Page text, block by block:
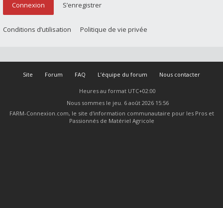
Connexion S’enregistrer
Conditions d’utilisation Politique de vie privée
Site Forum FAQ L’équipe du forum Nous contacter
Heures au format UTC+02:00
Nous sommes le jeu. 6 août 2026 15:56
FARM-Connexion.com, le site d'information communautaire pour les Pros et
Passionnés de Matériel Agricole